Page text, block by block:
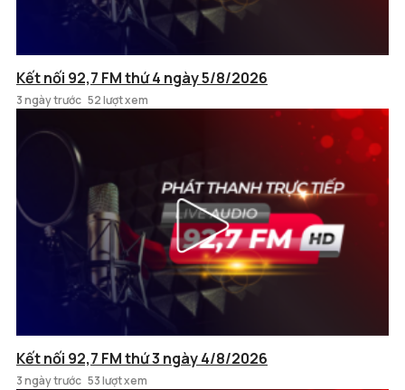
Kết nối 92,7 FM thứ 4 ngày 5/8/2026
3 ngày trước 52 lượt xem
Kết nối 92,7 FM thứ 3 ngày 4/8/2026
3 ngày trước 53 lượt xem